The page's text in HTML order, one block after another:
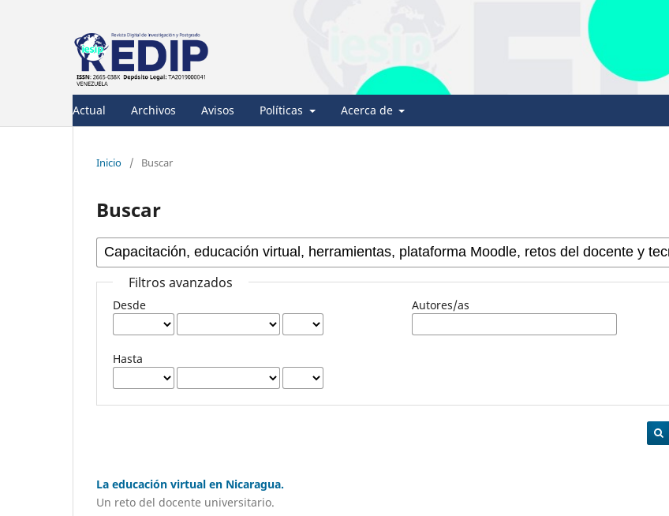
Actual Archivos Avisos Políticas Acerca de
Inicio / Buscar
Buscar
Filtros avanzados
Desde
Hasta
Autores/as
La educación virtual en Nicaragua.
Un reto del docente universitario.